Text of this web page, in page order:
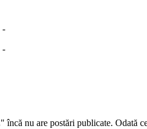
-
-
încă nu are postări publicate. Odată